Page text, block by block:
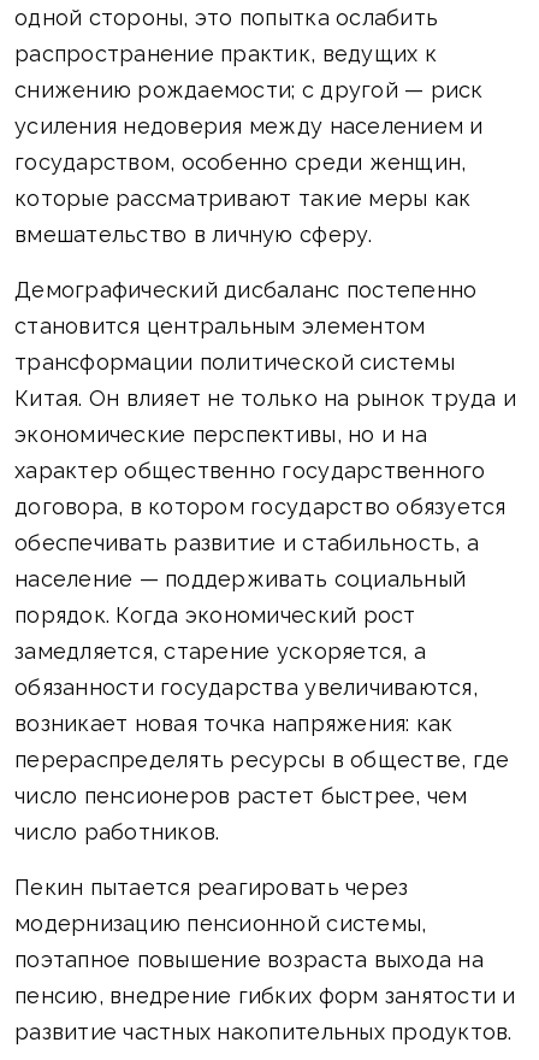
одной стороны, это попытка ослабить
распространение практик, ведущих к
снижению рождаемости; с другой — риск
усиления недоверия между населением и
государством, особенно среди женщин,
которые рассматривают такие меры как
вмешательство в личную сферу.
Демографический дисбаланс постепенно
становится центральным элементом
трансформации политической системы
Китая. Он влияет не только на рынок труда и
экономические перспективы, но и на
характер общественно государственного
договора, в котором государство обязуется
обеспечивать развитие и стабильность, а
население — поддерживать социальный
порядок. Когда экономический рост
замедляется, старение ускоряется, а
обязанности государства увеличиваются,
возникает новая точка напряжения: как
перераспределять ресурсы в обществе, где
число пенсионеров растет быстрее, чем
число работников.
Пекин пытается реагировать через
модернизацию пенсионной системы,
поэтапное повышение возраста выхода на
пенсию, внедрение гибких форм занятости и
развитие частных накопительных продуктов.